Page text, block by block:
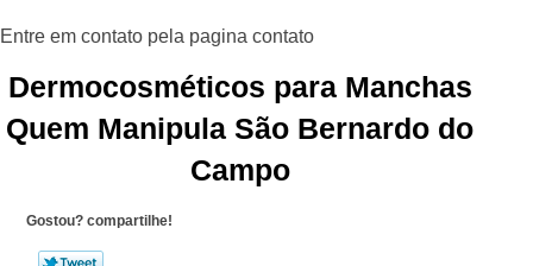
Dermocosméticos para Manchas
Quem Manipula São Bernardo do
Campo
Gostou? compartilhe!